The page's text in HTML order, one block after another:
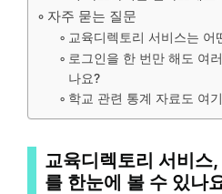
자주 묻는 질문
교육디렉토리 서비스는 어
로그인을 한 번만 해도 여
나요?
학교 관련 통계 자료도 여
교육디렉토리 서비스
를 한눈에 볼 수 있나